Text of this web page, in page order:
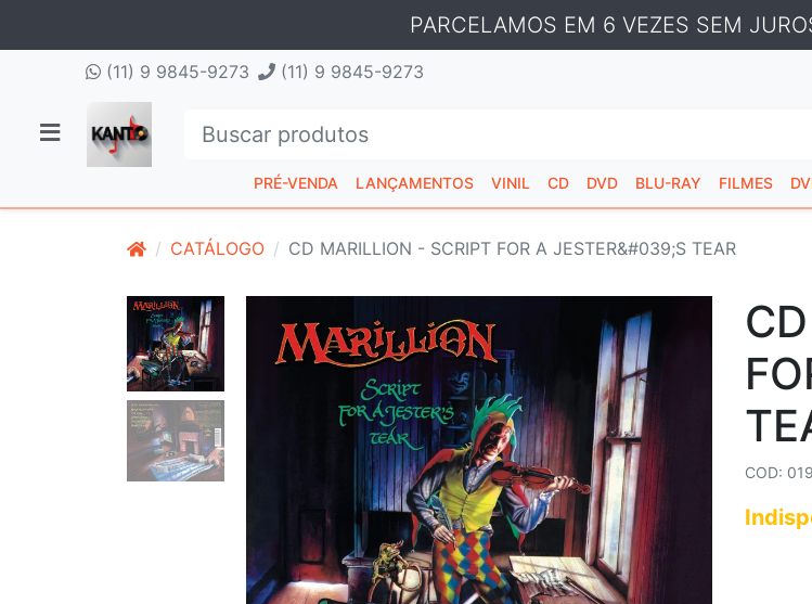
PARCELAMOS EM 6 VEZES SEM
(11) 9 9845-9273 (11) 9 9845-9273
PRÉ-VENDA LANÇAMENTOS VINIL CD DVD BLU-RAY FILMES
CATÁLOGO CD MARILLION - SCRIPT FOR A JESTER&#039;S TEAR
COD: